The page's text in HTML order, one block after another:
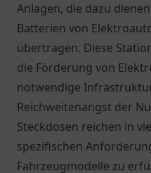
Anlagen, die dazu
Batterien von
übertragen. Diese
die Förderung von
notwendige
Reichweitenangst der
Steckdosen reichen in
spezifischen
Fahrzeugmodelle zu